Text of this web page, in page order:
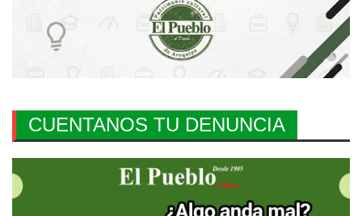
CUENTANOS TU DENUNCIA